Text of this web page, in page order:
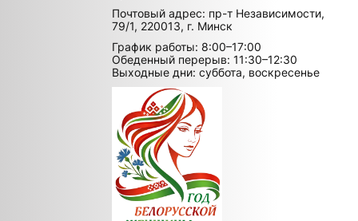
Почтовый адрес: пр-т Независимости,
79/1, 220013, г. Минск
График работы: 8:00–17:00
Обеденный перерыв: 11:30–12:30
Выходные дни: суббота, воскресенье